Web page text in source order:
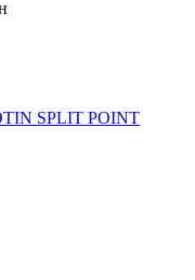
SPLIT POINT